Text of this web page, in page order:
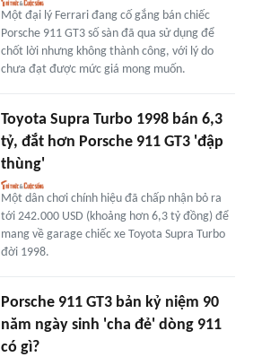
Một đại lý Ferrari đang cố gắng bán chiếc
Porsche 911 GT3 số sàn đã qua sử dụng để
chốt lời nhưng không thành công, với lý do
chưa đạt được mức giá mong muốn.
Toyota Supra Turbo 1998 bán 6,3
tỷ, đắt hơn Porsche 911 GT3 'đập
thùng'
Một dân chơi chính hiệu đã chấp nhận bỏ ra
tới 242.000 USD (khoảng hơn 6,3 tỷ đồng) để
mang về garage chiếc xe Toyota Supra Turbo
đời 1998.
Porsche 911 GT3 bản kỷ niệm 90
năm ngày sinh 'cha đẻ' dòng 911
có gì?